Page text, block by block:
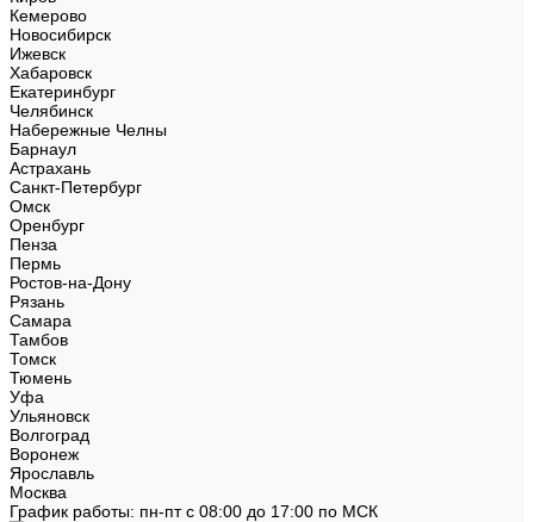
Кемерово
Новосибирск
Ижевск
Хабаровск
Екатеринбург
Челябинск
Набережные Челны
Барнаул
Астрахань
Санкт-Петербург
Омск
Оренбург
Пенза
Пермь
Ростов-на-Дону
Рязань
Самара
Тамбов
Томск
Тюмень
Уфа
Ульяновск
Волгоград
Воронеж
Ярославль
Москва
График работы: пн-пт с 08:00 до 17:00 по МСК